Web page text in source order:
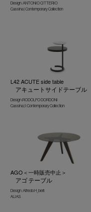
Design : ANTONIO CITTERIO
Cassina | Contemporary Collection
L42 ACUTE side table
アキュートサイドテーブル
Design :RODOLFO DORDONI
Cassina | I Contemporary Collection
AGO＜一時販売中止＞
アゴ テーブル
Design : Alfredo H_berli
ALIAS